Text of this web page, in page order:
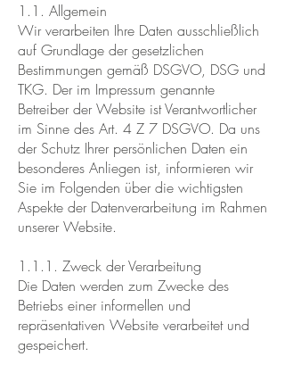
1.1. Allgemein
Wir verarbeiten Ihre Daten ausschließlich
auf Grundlage der gesetzlichen
Bestimmungen gemäß DSGVO, DSG und
TKG. Der im Impressum genannte
Betreiber der Website ist Verantwortlicher
im Sinne des Art. 4 Z 7 DSGVO. Da uns
der Schutz Ihrer persönlichen Daten ein
besonderes Anliegen ist, informieren wir
Sie im Folgenden über die wichtigsten
Aspekte der Datenverarbeitung im Rahmen
unserer Website.
1.1.1. Zweck der Verarbeitung
Die Daten werden zum Zwecke des
Betriebs einer informellen und
repräsentativen Website verarbeitet und
gespeichert.